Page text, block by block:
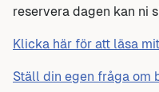
reservera dagen kan ni
Klicka här för att läsa
Ställ din egen fråga om